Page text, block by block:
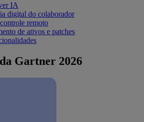
IA
digital do colaborador
remoto
de ativos e patches
Gartner 2026